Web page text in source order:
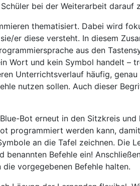
bei der Weiterarbeit darauf
thematisiert. Dabei wird
er diese versteht. In diesem
aus den
Wort und kein Symbol handelt
Unterrichtsverlauf häufig,
nutzen sollen. Auch dieser
Bot erneut in den Sitzkreis
programmiert werden kann,
an die Tafel zeichnen. Die
Befehle ein!
vorgegebenen Befehle halten.